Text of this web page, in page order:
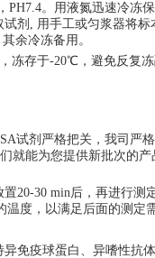
。用液氮迅速冷冻
剂, 用手工或匀浆器将标
余冷冻备用。
冻存于-20℃，避免反复
试剂严格把关，我司严
能为您提供新批次的产
20-30 min后，再进行测
度，以满足后面的测定需
免疫球蛋白、异嗜性抗